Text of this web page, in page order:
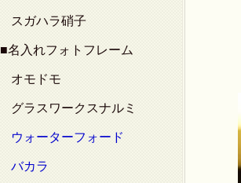
スガハラ硝子
■名入れフォトフレーム
オモドモ
グラスワークスナルミ
ウォーターフォード
バカラ